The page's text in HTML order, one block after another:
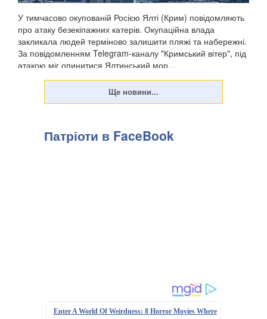
У тимчасово окупованій Росією Ялті (Крим) повідомляють
про атаку безекіпажних катерів. Окупаційна влада
закликала людей терміново залишити пляжі та набережні.
За повідомленням Telegram-каналу "Кримський вітер", під
атакою міг опинитися Ялтинський мор...
Патріоти в FaceBook
Enter A World Of Weirdness: 8 Horror Movies Where